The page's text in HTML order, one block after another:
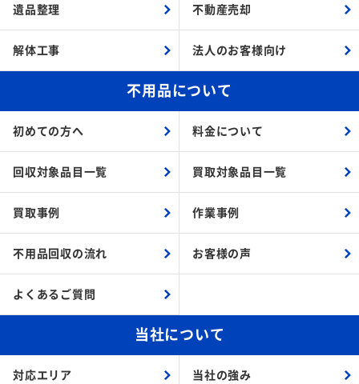
遺品整理 不動産売却
解体工事 法人のお客様向け
不用品について
初めての方へ 料金について
回収対象品目一覧 買取対象品目一覧
買取事例 作業事例
不用品回収の流れ お客様の声
よくあるご質問
当社について
対応エリア 当社の強み